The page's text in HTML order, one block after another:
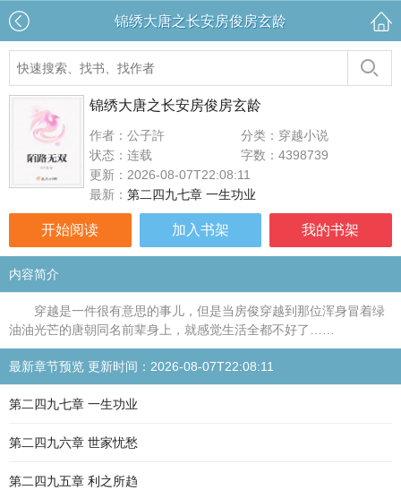
锦绣大唐之长安房俊房玄龄
锦绣大唐之长安房俊房玄龄
作者：公子許
分类：穿越小说
状态：连载
字数：4398739
更新：2026-08-07T22:08:11
最新： 第二四九七章 一生功业
开始阅读 加入书架 我的书架
内容简介
穿越是一件很有意思的事儿，但是当房俊穿越到那位浑身冒着绿
油油光芒的唐朝同名前辈身上，就感觉生活全都不好了……
最新章节预览 更新时间：2026-08-07T22:08:11
第二四九七章 一生功业
第二四九六章 世家忧愁
第二四九五章 利之所趋